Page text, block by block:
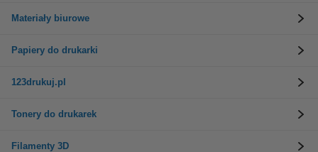
Materiały biurowe
Papiery do drukarki
123drukuj.pl
Tonery do drukarek
Filamenty 3D